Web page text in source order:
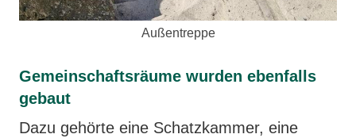
Außentreppe
Gemeinschaftsräume wurden ebenfalls
gebaut
Dazu gehörte eine Schatzkammer, eine